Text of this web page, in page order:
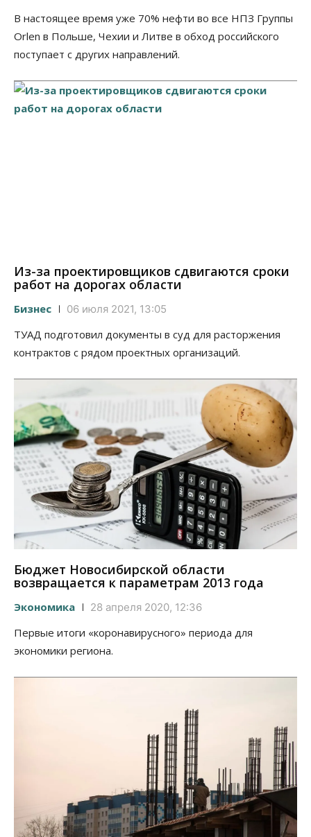
В настоящее время уже 70% нефти во все НПЗ Группы
Orlen в Польше, Чехии и Литве в обход российского
поступает с других направлений.
Из-за проектировщиков сдвигаются сроки
работ на дорогах области
Бизнес 06 июля 2021, 13:05
ТУАД подготовил документы в суд для расторжения
контрактов с рядом проектных организаций.
Бюджет Новосибирской области
возвращается к параметрам 2013 года
Экономика 28 апреля 2020, 12:36
Первые итоги «коронавирусного» периода для
экономики региона.